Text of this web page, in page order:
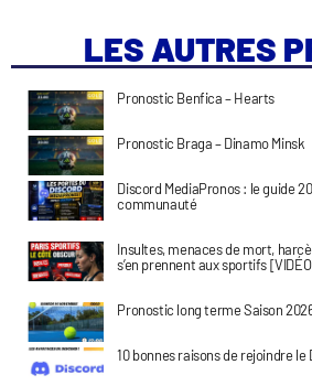
LES AUTRES
Pronostic Benfica – Hearts
Pronostic Braga – Dinamo Minsk
Discord MediaPronos : le guide
communauté
Insultes, menaces de mort,
s’en prennent aux sportifs
Pronostic long terme Saison
10 bonnes raisons de rejoindre le